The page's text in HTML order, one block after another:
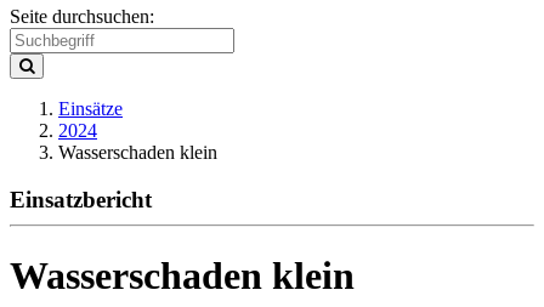
Seite durchsuchen:
Einsätze
2024
Wasserschaden klein
Einsatzbericht
Wasserschaden klein